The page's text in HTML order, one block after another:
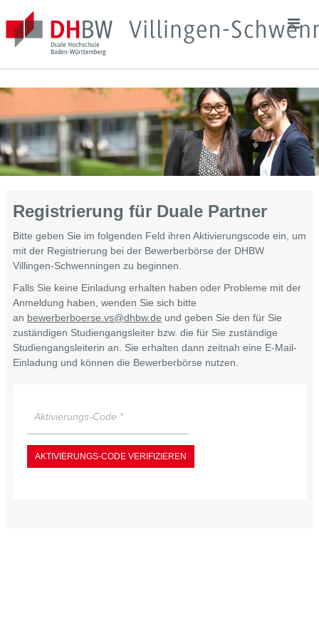
zum
Inhalt
und
Registrierung für Duale Partner
Bitte geben Sie im folgenden Feld ihren Aktivierungscode ein, um
mit der Registrierung bei der Bewerberbörse der DHBW
Villingen-Schwenningen zu beginnen.
Falls Sie keine Einladung erhalten haben oder Probleme mit der
Anmeldung haben, wenden Sie sich bitte
an bewerberboerse.vs@dhbw.de und geben Sie den für Sie
zuständigen Studiengangsleiter bzw. die für Sie zuständige
Studiengangsleiterin an. Sie erhalten dann zeitnah eine E-Mail-
Einladung und können die Bewerberbörse nutzen.
AKTIVIERUNGS-CODE VERIFIZIEREN